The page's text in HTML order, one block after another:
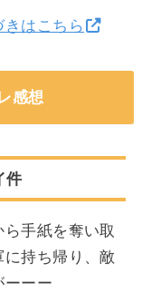
はこちら
感想
件
手紙を奪い取
持ち帰り、敵
ーーー